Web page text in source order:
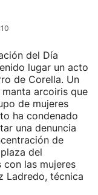
del Día
lugar un acto
de Corella. Un
arcoiris que
de mujeres
ha condenado
una denuncia
de
del
con las mujeres
Ladredo, técnica